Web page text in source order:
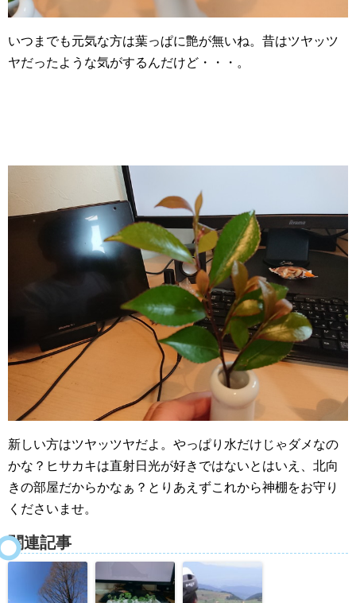
いつまでも元気な方は葉っぱに艶が無いね。昔はツヤッツ
ヤだったような気がするんだけど・・・。
新しい方はツヤッツヤだよ。やっぱり水だけじゃダメなの
かな？ヒサカキは直射日光が好きではないとはいえ、北向
きの部屋だからかなぁ？とりあえずこれから神棚をお守り
くださいませ。
関連記事